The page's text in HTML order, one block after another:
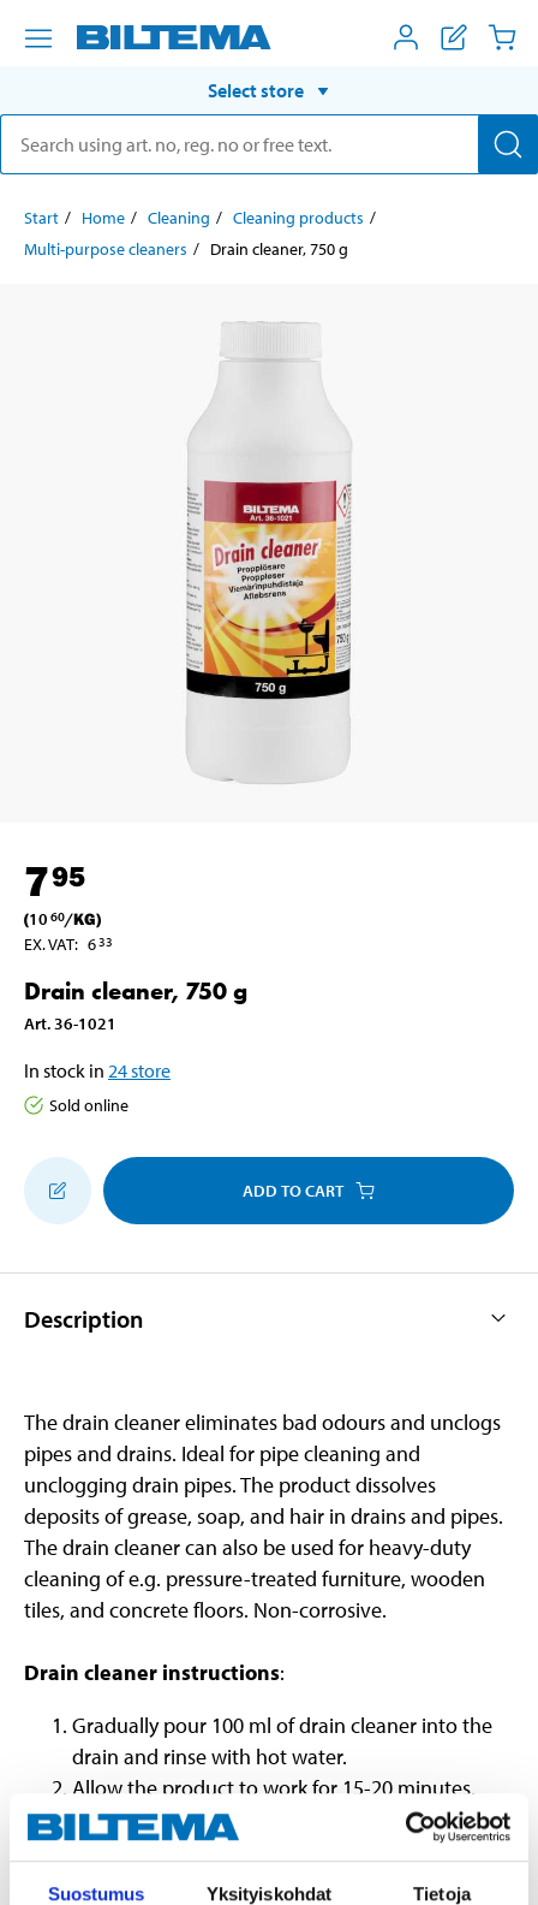
Suostumus Yksityiskohdat Tietoja
Select store
Start Home Cleaning
Cleaning products
Multi-purpose cleaners
Drain cleaner, 750 g
795
(10 60/KG)
EX. VAT: 633
Drain cleaner, 750 g
Art. 36-1021
In stock in 24store
Sold online
ADD TO CART
Description
The drain cleaner eliminates bad odours and unclogs
pipes and drains. Ideal for pipe cleaning and
unclogging drain pipes. The product dissolves
deposits of grease, soap, and hair in drains and pipes.
The drain cleaner can also be used for heavy-duty
cleaning of e.g. pressure-treated furniture, wooden
tiles, and concrete floors. Non-corrosive.
Drain cleaner instructions:
Gradually pour 100 ml of drain cleaner into the
drain and rinse with hot water.
Allow the product to work for 15-20 minutes.
Then rinse with plenty of hot water. Repeat as
necessary. If the drain is almost completely
clogged, use 200 ml of drain cleaner.